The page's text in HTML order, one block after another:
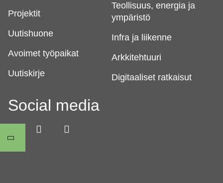
Projektit
Uutishuone
Avoimet työpaikat
Uutiskirje
Teollisuus, energia ja
ympäristö
Infra ja liikenne
Arkkitehtuuri
Digitaaliset ratkaisut
Social media